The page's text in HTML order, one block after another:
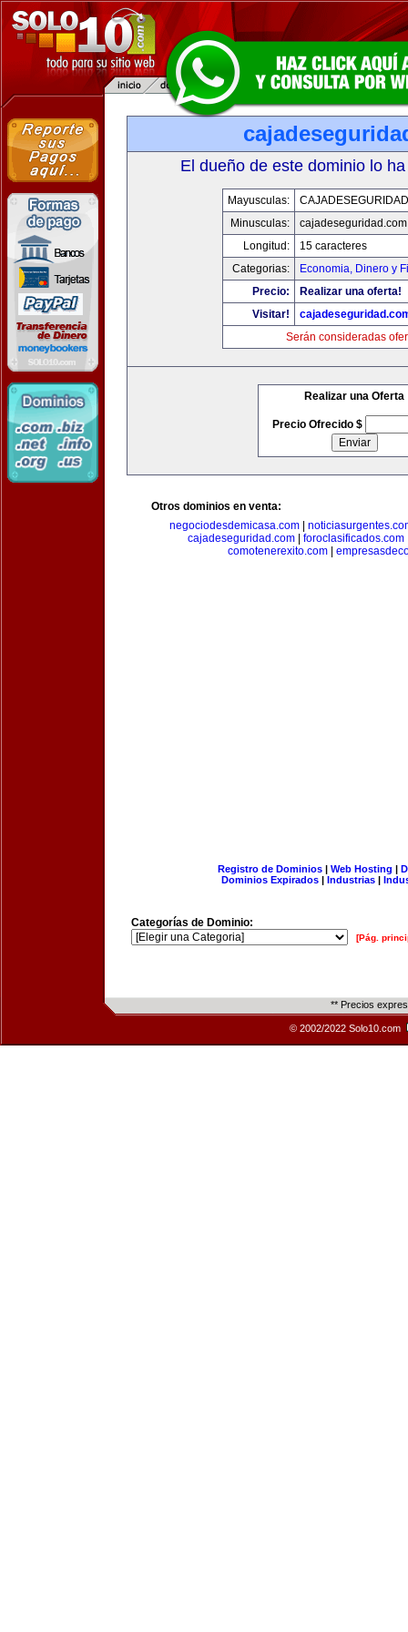
El dueño de este dominio lo
Mayusculas:
Minusculas:
cajadeseguridad.com
Longitud:
15 caracteres
Categorias:
Economia, Dinero y
Precio:
Realizar una oferta!
Visitar!
Serán consideradas
Realizar una Oferta
Precio Ofrecido $
Otros dominios en venta:
negociodesdemicasa.com
cajadeseguridad.com
foroclasificados.com
comotenerexito.com|
Registro de Dominios| Web Hosting |
Dominios Expirados | Industrias |
Categorías de Dominio:
[Pág.
** Precios
© 2002/2022 Solo10.com